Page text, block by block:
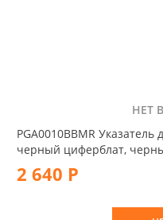
НЕТ
PGA0010BBMR
черный циферблат,
2 640 Р